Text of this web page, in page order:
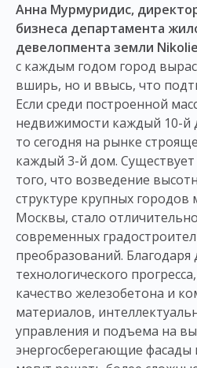
Анна Мурмуридис,
бизнеса департамента
девелопмента земли
с каждым годом город
вширь, но и ввысь, что
Если среди построенной
недвижимости каждый 10-й
то сегодня на рынке
каждый 3-й дом.
того, что возведение
структуре крупных городов
Москвы, стало
современных
преобразований.
технологического
качество железобетона и
материалов,
управления и подъема на
энергосберегающие фасады